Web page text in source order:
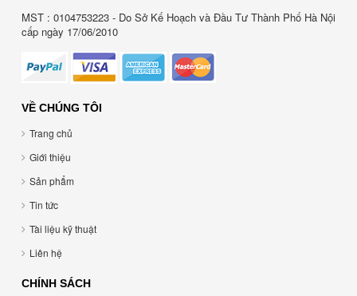
MST : 0104753223 - Do Sở Kế Hoạch và Đầu Tư Thành Phố Hà Nội
cấp ngày 17/06/2010
VỀ CHÚNG TÔI
Trang chủ
Giới thiệu
Sản phẩm
Tin tức
Tài liệu kỹ thuật
Liên hệ
CHÍNH SÁCH